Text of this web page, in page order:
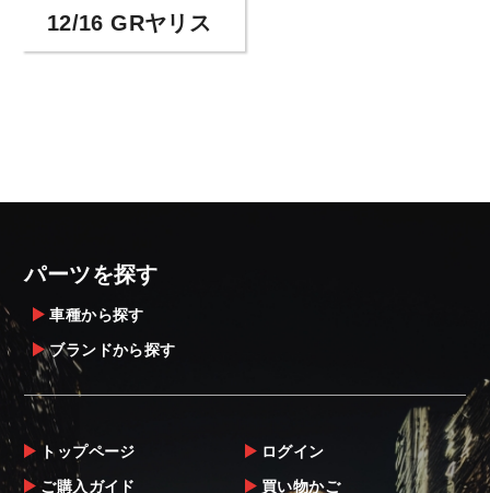
12/16 GRヤリス
パーツを探す
車種から探す
ブランドから探す
トップページ
ご購入ガイド
ログイン
買い物かご